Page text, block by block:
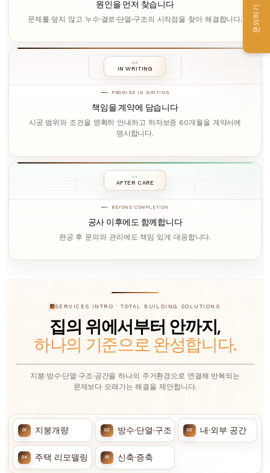
원인을 먼저 찾습니다
문제를 덮지 않고 누수·결로·단열·구조의 시작점을 찾아 해결합니다.
03
IN WRITING
PROMISE IN WRITING
책임을 계약에 담습니다
시공 범위와 조건을 명확히 안내하고 하자보증 60개월을 계약서에
명시합니다.
04
AFTER CARE
BEYOND COMPLETION
공사 이후에도 함께합니다
완공 후 문의와 관리에도 책임 있게 대응합니다.
SERVICES INTRO · TOTAL BUILDING SOLUTIONS
집의 위에서부터 안까지,
하나의 기준으로 완성합니다.
지붕·방수·단열·구조·공간을 하나의 주거환경으로 연결해 반복되는
문제보다 오래가는 해결을 제안합니다.
01 지붕개량 02 방수·단열·구조 03 내·외부 공간
04 주택 리모델링 05 신축·증축
문의하기